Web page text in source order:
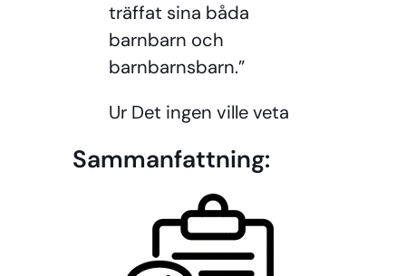
träffat sina båda
barnbarn och
barnbarnsbarn.”
Ur Det ingen ville veta
Sammanfattning: